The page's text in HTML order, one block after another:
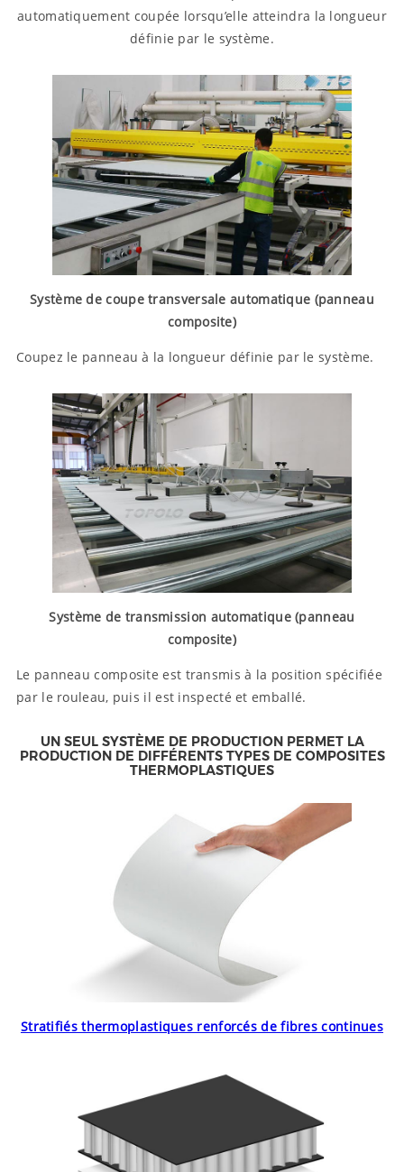
automatiquement coupée lorsqu’elle atteindra la longueur
définie par le système.
Système de coupe transversale automatique (panneau
composite)
Coupez le panneau à la longueur définie par le système.
Système de transmission automatique (panneau
composite)
Le panneau composite est transmis à la position spécifiée
par le rouleau, puis il est inspecté et emballé.
UN SEUL SYSTÈME DE PRODUCTION PERMET LA
PRODUCTION DE DIFFÉRENTS TYPES DE COMPOSITES
THERMOPLASTIQUES
Stratifiés thermoplastiques renforcés de fibres continues